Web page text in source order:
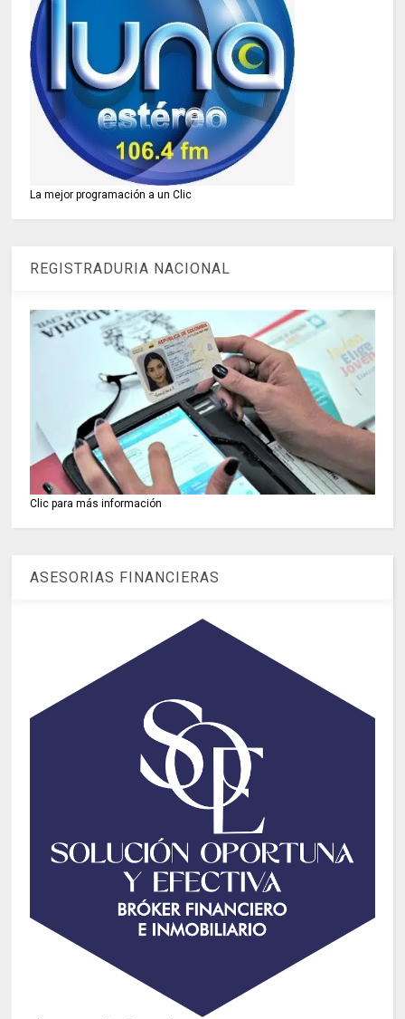
La mejor programación a un Clic
REGISTRADURIA NACIONAL
Clic para más información
ASESORIAS FINANCIERAS